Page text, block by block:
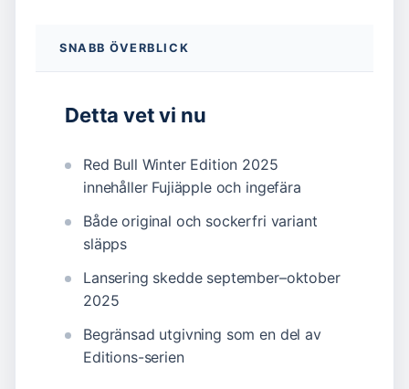
SNABB ÖVERBLICK
Detta vet vi nu
Red Bull Winter Edition 2025
innehåller Fujiäpple och ingefära
Både original och sockerfri variant
släpps
Lansering skedde september–oktober
2025
Begränsad utgivning som en del av
Editions-serien